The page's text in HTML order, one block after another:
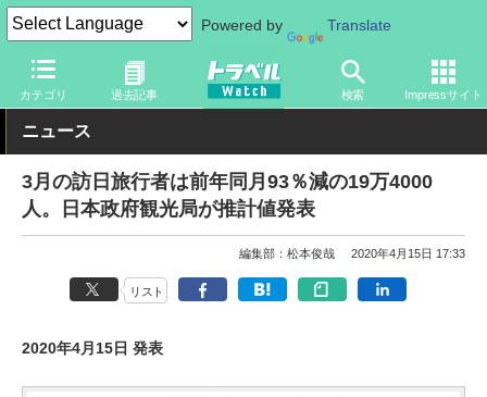
Powered by Translate
カテゴリ 過去記事 検索 Impressサイト
トラベル Watch 企業・政府・官庁 政府・官庁
ニュース
3月の訪日旅行者は前年同月93％減の19万4000
人。日本政府観光局が推計値発表
編集部：松本俊哉 2020年4月15日 17:33
リスト
2020年4月15日 発表